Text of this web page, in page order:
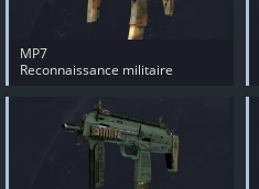
MP7
Reconnaissance militaire